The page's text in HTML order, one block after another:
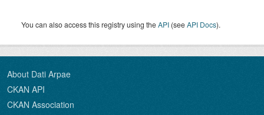
You can also access this registry using theAPI (seeAPI Docs).
About Dati Arpae
CKAN API
CKAN Association